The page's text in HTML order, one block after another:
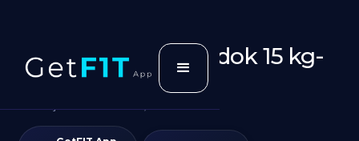
Mennyi idő alatt tudok 15 kg-
ot lefogyni?
Cikk utoljásra frissítve: March 13, 2026